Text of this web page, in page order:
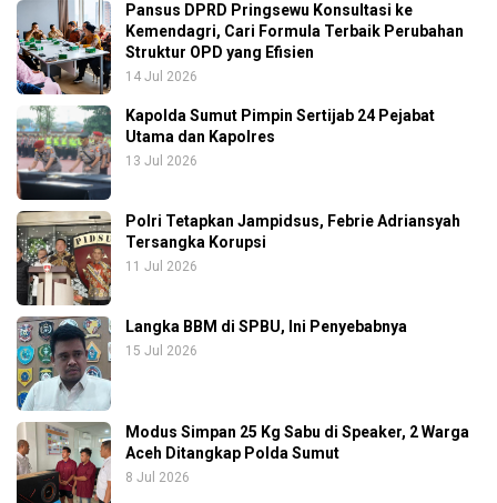
Pansus DPRD Pringsewu Konsultasi ke
Kemendagri, Cari Formula Terbaik Perubahan
Struktur OPD yang Efisien
14 Jul 2026
Kapolda Sumut Pimpin Sertijab 24 Pejabat
Utama dan Kapolres
13 Jul 2026
Polri Tetapkan Jampidsus, Febrie Adriansyah
Tersangka Korupsi
11 Jul 2026
Langka BBM di SPBU, Ini Penyebabnya
15 Jul 2026
Modus Simpan 25 Kg Sabu di Speaker, 2 Warga
Aceh Ditangkap Polda Sumut
8 Jul 2026